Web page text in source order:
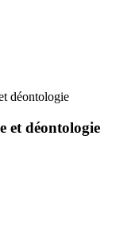
déontologie
et déontologie